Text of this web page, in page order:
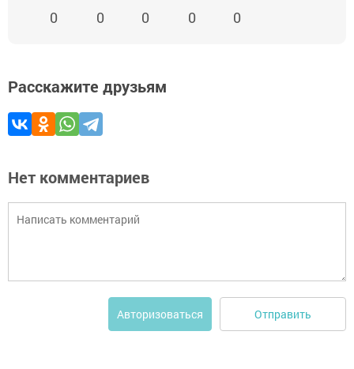
0 0 0 0 0
Расскажите друзьям
Нет комментариев
Авторизоваться Отправить